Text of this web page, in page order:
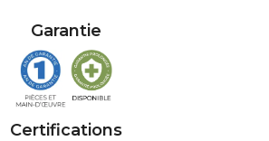
Garantie
Certifications